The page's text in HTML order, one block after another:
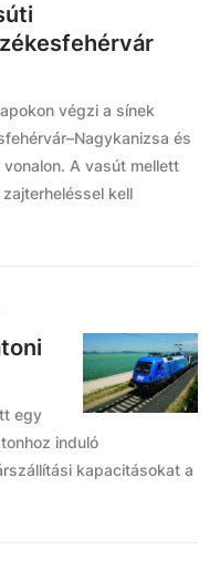
végzi a sínek
és
A vasút mellett
kell
egy
induló
kapacitásokat a